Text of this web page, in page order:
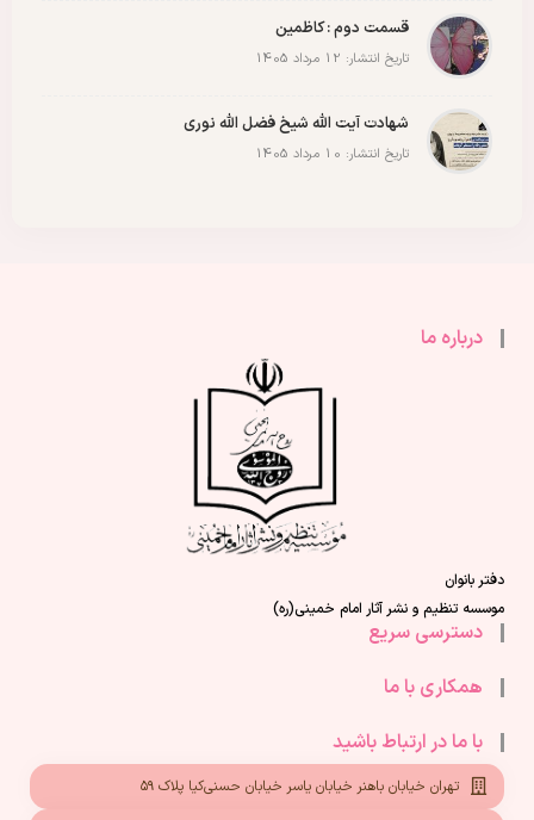
قسمت دوم : کاظمین
تاریخ انتشار: 12 مرداد 1405
شهادت آیت الله شیخ فضل الله نوری
تاریخ انتشار: 10 مرداد 1405
درباره ما
دفتر بانوان
موسسه تنظیم و نشر آثار امام خمینی(ره)
دسترسی سریع
همکاری با ما
با ما در ارتباط باشید
تهران خیابان باهنر خیابان یاسر خیابان حسنی‌کیا پلاک ۵۹